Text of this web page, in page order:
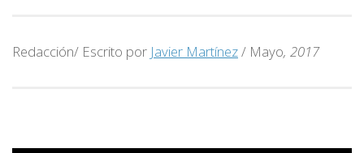
Redacción/ Escrito por Javier Martínez/ Mayo, 2017